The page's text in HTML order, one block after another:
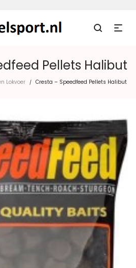
Pellets Halibut
Lokvoer / Cresta – Speedfeed Pellets Halibut